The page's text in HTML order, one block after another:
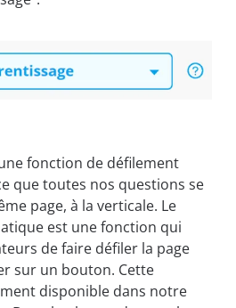
fonction de défilement
que toutes nos questions se
page, à la verticale. Le
est une fonction qui
de faire défiler la page
sur un bouton. Cette
disponible dans notre